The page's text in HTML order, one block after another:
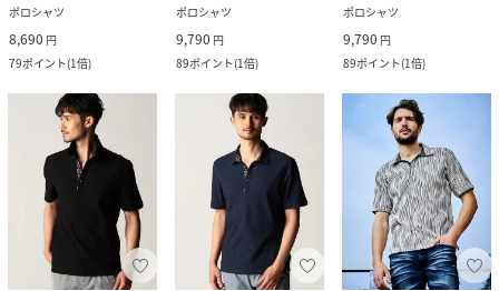
ポロシャツ
8,690 円
79ポイント(1倍)
ポロシャツ
9,790 円
89ポイント(1倍)
ポロシャツ
9,790 円
89ポイント(1倍)